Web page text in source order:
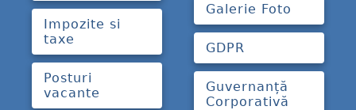
Impozite si
taxe
Posturi
vacante
Galerie Foto
GDPR
Guvernanță
Corporativă